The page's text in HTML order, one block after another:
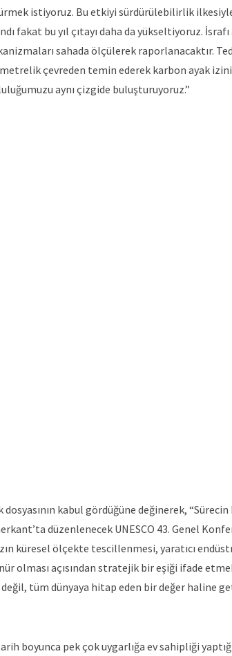
istiyoruz. Bu etkiyi sürdürülebilirlik
fakat bu yıl çıtayı daha da yükseltiyoruz.
sahada ölçülerek raporlanacaktır.
çevreden temin ederek karbon ayak
aynı çizgide buluşturuyoruz.”
kabul gördüğüne değinerek, “Sürecin
düzenlenecek UNESCO 43. Genel
küresel ölçekte tescillenmesi, yaratıcı
olması açısından stratejik bir eşiği ifade
değil, tüm dünyaya hitap eden bir değer haline
boyunca pek çok uygarlığa ev sahipliği